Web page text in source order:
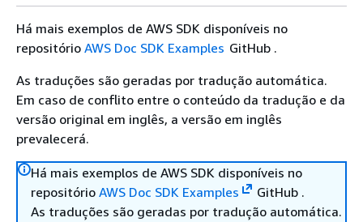
Há mais exemplos de AWS SDK disponíveis no
repositório AWS Doc SDK Examples GitHub .
As traduções são geradas por tradução automática.
Em caso de conflito entre o conteúdo da tradução e da
versão original em inglês, a versão em inglês
prevalecerá.
Há mais exemplos de AWS SDK disponíveis no
repositório AWS Doc SDK Examples
GitHub .
As traduções são geradas por tradução automática.